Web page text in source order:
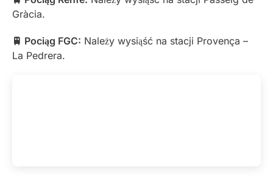
Gràcia.
🚆 Pociąg FGC: Należy wysiąść na stacji Provença –
La Pedrera.